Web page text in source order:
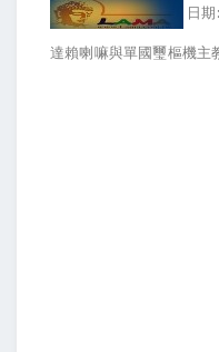
日
達賴喇嘛與單國璽樞機主